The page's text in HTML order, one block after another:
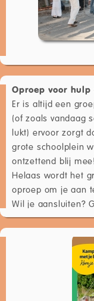
Oproep voor
Er is altijd een
(of zoals vandaag
lukt) ervoor zorgt
grote schoolplein
ontzettend blij mee!
Helaas wordt het
oproep om je aan
Wil je aansluiten?